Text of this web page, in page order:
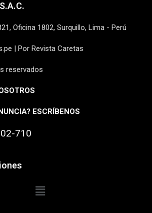
Oficina 1802, Surquillo, Lima - Perú
| Por Revista Caretas
reservados
ESCRÍBENOS
710